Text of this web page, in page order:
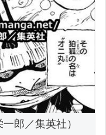
郎／集英社）